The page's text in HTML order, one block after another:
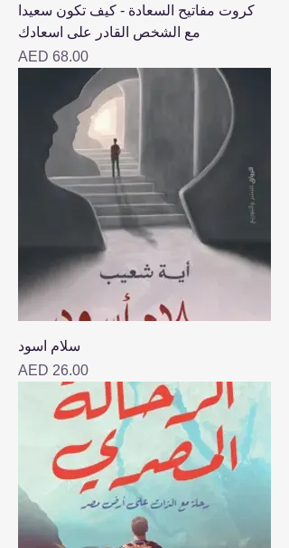
كروت مفاتيح السعادة - كيف تكون سعيدا
مع الشخص القادر على اسعادك
Price
AED 68.00
سلام اسود
Price
AED 26.00